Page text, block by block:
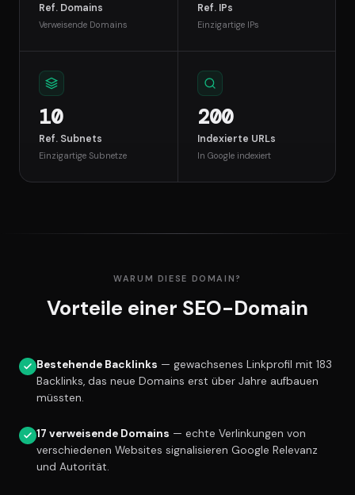
Ref. Domains
Verweisende Domains
Ref. IPs
Einzigartige IPs
10
Ref. Subnets
Einzigartige Subnetze
200
Indexierte URLs
In Google indexiert
WARUM DIESE DOMAIN?
Vorteile einer SEO-Domain
Bestehende Backlinks — gewachsenes Linkprofil mit 183
Backlinks, das neue Domains erst über Jahre aufbauen
müssten.
17 verweisende Domains — echte Verlinkungen von
verschiedenen Websites signalisieren Google Relevanz
und Autorität.